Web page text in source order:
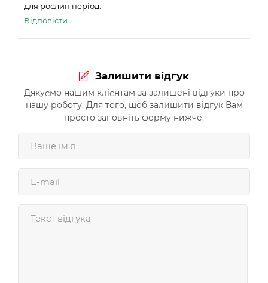
для рослин період.
Відповісти
Залишити відгук
Дякуємо нашим клієнтам за залишені відгуки про
нашу роботу. Для того, щоб залишити відгук Вам
просто заповніть форму нижче.